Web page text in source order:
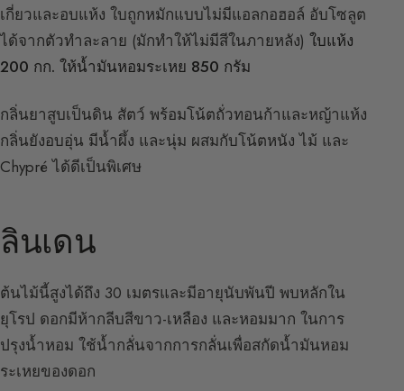
เกี่ยวและอบแห้ง ใบถูกหมักแบบไม่มีแอลกอฮอล์ อับโซลูต
ได้จากตัวทำละลาย (มักทำให้ไม่มีสีในภายหลัง) ใบแห้ง
200 กก. ให้น้ำมันหอมระเหย 850 กรัม
กลิ่นยาสูบเป็นดิน สัตว์ พร้อมโน้ตถั่วทอนก้าและหญ้าแห้ง
กลิ่นยังอบอุ่น มีน้ำผึ้ง และนุ่ม ผสมกับโน้ตหนัง ไม้ และ
Chypré ได้ดีเป็นพิเศษ
ลินเดน
ต้นไม้นี้สูงได้ถึง 30 เมตรและมีอายุนับพันปี พบหลักใน
ยุโรป ดอกมีห้ากลีบสีขาว-เหลือง และหอมมาก ในการ
ปรุงน้ำหอม ใช้น้ำกลั่นจากการกลั่นเพื่อสกัดน้ำมันหอม
ระเหยของดอก